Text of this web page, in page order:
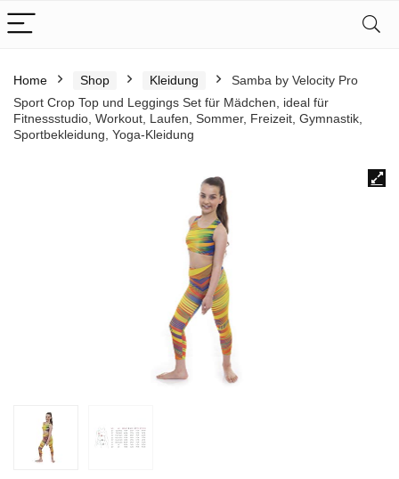
Home Shop Kleidung
Samba by Velocity Pro
Sport Crop Top und Leggings Set für Mädchen, ideal für
Fitnessstudio, Workout, Laufen, Sommer, Freizeit, Gymnastik,
Sportbekleidung, Yoga-Kleidung